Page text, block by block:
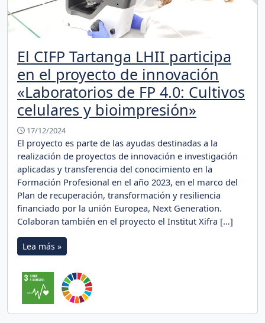
El CIFP Tartanga LHII participa
en el proyecto de innovación
«Laboratorios de FP 4.0: Cultivos
celulares y bioimpresión»
17/12/2024
El proyecto es parte de las ayudas destinadas a la
realización de proyectos de innovación e investigación
aplicadas y transferencia del conocimiento en la
Formación Profesional en el año 2023, en el marco del
Plan de recuperación, transformación y resiliencia
financiado por la unión Europea, Next Generation.
Colaboran también en el proyecto el Institut Xifra […]
Lea más »